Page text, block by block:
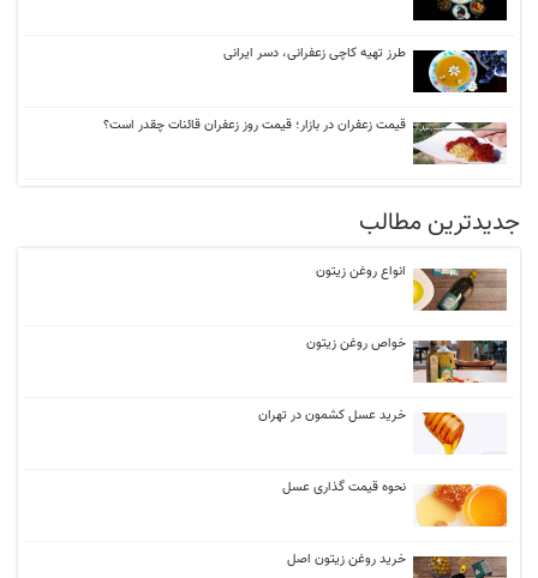
طرز تهیه کاچی زعفرانی، دسر ایرانی
قیمت زعفران در بازار؛ قیمت روز زعفران قائنات چقدر است؟
جدیدترین مطالب
انواع روغن زیتون
خواص روغن زیتون
خرید عسل کشمون در تهران
نحوه قیمت گذاری عسل
خرید روغن زیتون اصل